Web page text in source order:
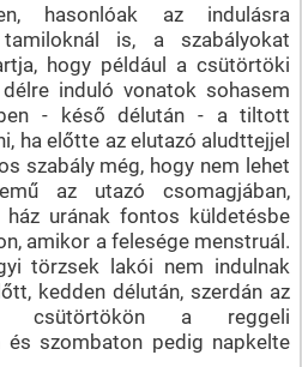
hasonlóak az indulásra
is, a szabályokat
hogy például a csütörtöki
induló vonatok sohasem
- késő délután - a tiltott
ha előtte az elutazó aludttejjel
szabály még, hogy nem lehet
az utazó csomagjában,
urának fontos küldetésbe
amikor a felesége menstruál.
törzsek lakói nem indulnak
kedden délután, szerdán az
csütörtökön a reggeli
és szombaton pedig napkelte